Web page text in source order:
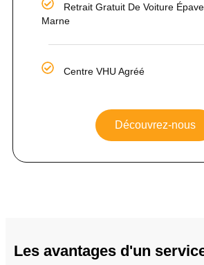
Retrait Gratuit De Voiture
Marne
Centre VHU Agréé
Découvrez-nous
Les avantages d'un